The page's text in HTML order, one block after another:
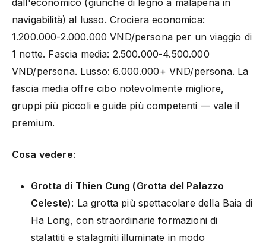
navigabilità) al lusso. Crociera economica:
1.200.000-2.000.000 VND/persona per un viaggio di
1 notte. Fascia media: 2.500.000-4.500.000
VND/persona. Lusso: 6.000.000+ VND/persona. La
fascia media offre cibo notevolmente migliore,
gruppi più piccoli e guide più competenti — vale il
premium.
Cosa vedere:
Grotta di Thien Cung (Grotta del Palazzo
Celeste): La grotta più spettacolare della Baia di
Ha Long, con straordinarie formazioni di
stalattiti e stalagmiti illuminate in modo